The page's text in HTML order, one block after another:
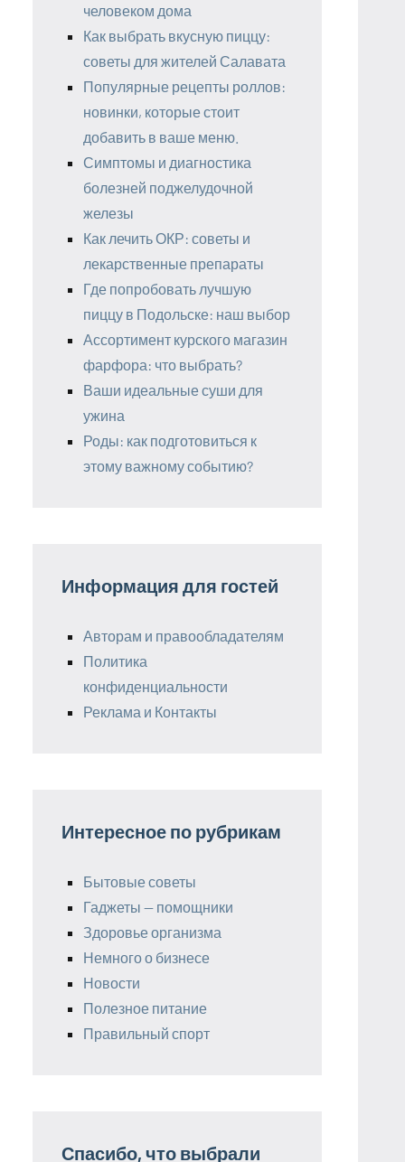
человеком дома
Как выбрать вкусную пиццу:
советы для жителей Салавата
Популярные рецепты роллов:
новинки, которые стоит
добавить в ваше меню.
Симптомы и диагностика
болезней поджелудочной
железы
Как лечить ОКР: советы и
лекарственные препараты
Где попробовать лучшую
пиццу в Подольске: наш выбор
Ассортимент курского магазин
фарфора: что выбрать?
Ваши идеальные суши для
ужина
Роды: как подготовиться к
этому важному событию?
Информация для гостей
Авторам и правообладателям
Политика
конфиденциальности
Реклама и Контакты
Интересное по рубрикам
Бытовые советы
Гаджеты — помощники
Здоровье организма
Немного о бизнесе
Новости
Полезное питание
Правильный спорт
Спасибо, что выбрали